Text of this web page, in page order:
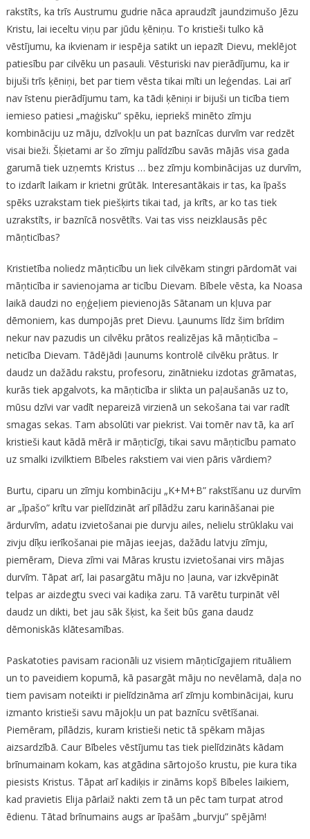
rakstīts, ka trīs Austrumu gudrie nāca apraudzīt jaundzimušo Jēzu
Kristu, lai ieceltu viņu par jūdu ķēniņu. To kristieši tulko kā
vēstījumu, ka ikvienam ir iespēja satikt un iepazīt Dievu, meklējot
patiesību par cilvēku un pasauli. Vēsturiski nav pierādījumu, ka ir
bijuši trīs ķēniņi, bet par tiem vēsta tikai mīti un leģendas. Lai arī
nav īstenu pierādījumu tam, ka tādi ķēniņi ir bijuši un ticība tiem
iemieso patiesi „maģisku” spēku, iepriekš minēto zīmju
kombināciju uz māju, dzīvokļu un pat baznīcas durvīm var redzēt
visai bieži. Šķietami ar šo zīmju palīdzību savās mājās visa gada
garumā tiek uzņemts Kristus … bez zīmju kombinācijas uz durvīm,
to izdarīt laikam ir krietni grūtāk. Interesantākais ir tas, ka īpašs
spēks uzrakstam tiek piešķirts tikai tad, ja krīts, ar ko tas tiek
uzrakstīts, ir baznīcā nosvētīts. Vai tas viss neizklausās pēc
māņticības?
Kristietība noliedz māņticību un liek cilvēkam stingri pārdomāt vai
māņticība ir savienojama ar ticību Dievam. Bībele vēsta, ka Noasa
laikā daudzi no eņģeļiem pievienojās Sātanam un kļuva par
dēmoniem, kas dumpojās pret Dievu. Ļaunums līdz šim brīdim
nekur nav pazudis un cilvēku prātos realizējas kā māņticība –
neticība Dievam. Tādējādi ļaunums kontrolē cilvēku prātus. Ir
daudz un dažādu rakstu, profesoru, zinātnieku izdotas grāmatas,
kurās tiek apgalvots, ka māņticība ir slikta un paļaušanās uz to,
mūsu dzīvi var vadīt nepareizā virzienā un sekošana tai var radīt
smagas sekas. Tam absolūti var piekrist. Vai tomēr nav tā, ka arī
kristieši kaut kādā mērā ir māņticīgi, tikai savu māņticību pamato
uz smalki izvilktiem Bībeles rakstiem vai vien pāris vārdiem?
Burtu, ciparu un zīmju kombināciju „K+M+B” rakstīšanu uz durvīm
ar „īpašo” krītu var pielīdzināt arī pīlādžu zaru karināšanai pie
ārdurvīm, adatu izvietošanai pie durvju ailes, nelielu strūklaku vai
zivju dīķu ierīkošanai pie mājas ieejas, dažādu latvju zīmju,
piemēram, Dieva zīmi vai Māras krustu izvietošanai virs mājas
durvīm. Tāpat arī, lai pasargātu māju no ļauna, var izkvēpināt
telpas ar aizdegtu sveci vai kadiķa zaru. Tā varētu turpināt vēl
daudz un dikti, bet jau sāk šķist, ka šeit būs gana daudz
dēmoniskās klātesamības.
Paskatoties pavisam racionāli uz visiem māņticīgajiem rituāliem
un to paveidiem kopumā, kā pasargāt māju no nevēlamā, daļa no
tiem pavisam noteikti ir pielīdzināma arī zīmju kombinācijai, kuru
izmanto kristieši savu mājokļu un pat baznīcu svētīšanai.
Piemēram, pīlādzis, kuram kristieši netic tā spēkam mājas
aizsardzībā. Caur Bībeles vēstījumu tas tiek pielīdzināts kādam
brīnumainam kokam, kas atgādina sārtojošo krustu, pie kura tika
piesists Kristus. Tāpat arī kadiķis ir zināms kopš Bībeles laikiem,
kad pravietis Elija pārlaiž nakti zem tā un pēc tam turpat atrod
ēdienu. Tātad brīnumains augs ar īpašām „burvju” spējām!